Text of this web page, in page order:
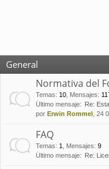
General
Normativa del
Temas: 10 Mensajes:
Último mensaje:
Re:
por Erwin Rommel , 24
FAQ
Temas: 1 Mensajes: 9
Último mensaje:
Re: